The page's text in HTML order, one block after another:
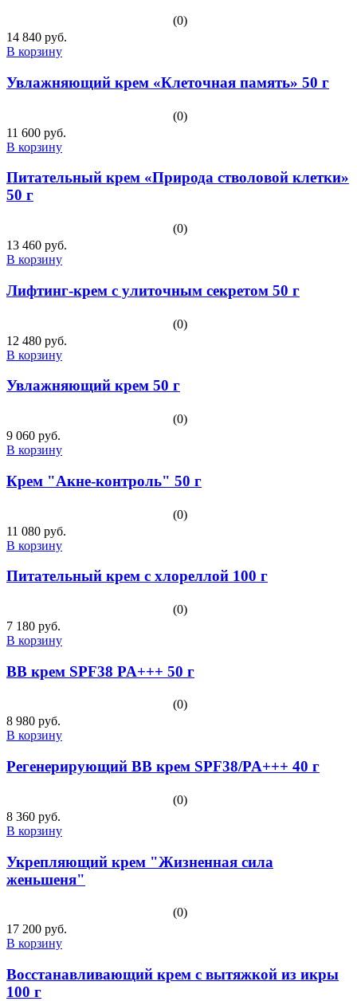
(0)
14 840 руб.
В корзину
Увлажняющий крем «Клеточная память» 50 г
(0)
11 600 руб.
В корзину
Питательный крем «Природа стволовой клетки»
50 г
(0)
13 460 руб.
В корзину
Лифтинг-крем с улиточным секретом 50 г
(0)
12 480 руб.
В корзину
Увлажняющий крем 50 г
(0)
9 060 руб.
В корзину
Крем "Акне-контроль" 50 г
(0)
11 080 руб.
В корзину
Питательный крем с хлореллой 100 г
(0)
7 180 руб.
В корзину
ВВ крем SPF38 PA+++ 50 г
(0)
8 980 руб.
В корзину
Регенерирующий BB крем SPF38/PA+++ 40 г
(0)
8 360 руб.
В корзину
Укрепляющий крем "Жизненная сила
женьшеня"
(0)
17 200 руб.
В корзину
Восстанавливающий крем с вытяжкой из икры
100 г